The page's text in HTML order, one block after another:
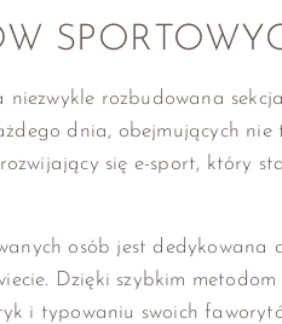
rozbudowana
dnia, obejmujących
się e-sport, który
osób jest
Dzięki szybkim
i typowaniu swoich